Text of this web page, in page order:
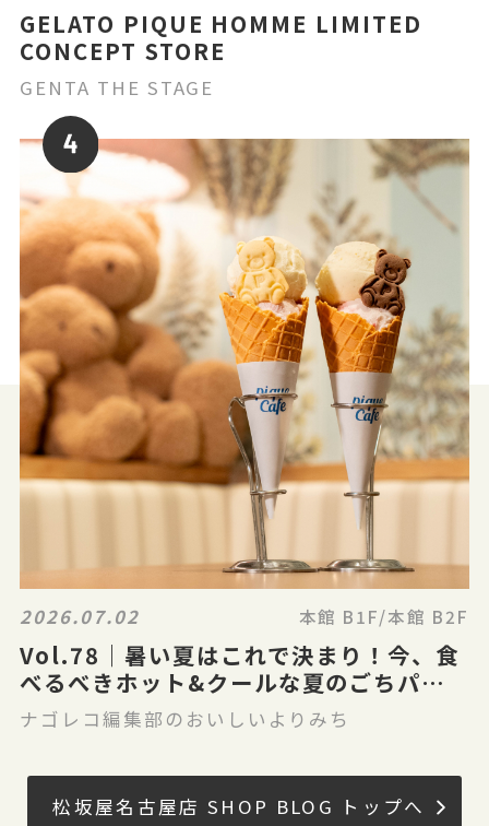
GELATO PIQUE HOMME LIMITED
CONCEPT STORE
GENTA THE STAGE
2026.07.02 本館 B1F/本館 B2F
Vol.78｜暑い夏はこれで決まり！今、食
べるべきホット&クールな夏のごちパラ
グルメ
ナゴレコ編集部のおいしいよりみち
松坂屋名古屋店 SHOP BLOG トップへ